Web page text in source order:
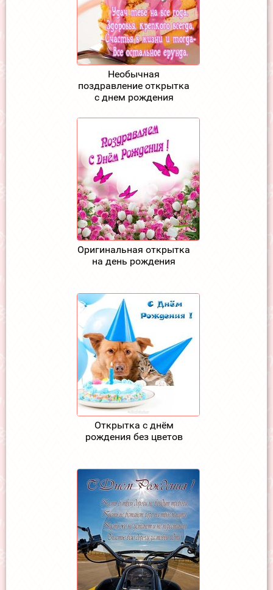
Необычная
поздравление открытка
с днем рождения
Оригинальная открытка
на день рождения
Открытка с днём
рождения без цветов